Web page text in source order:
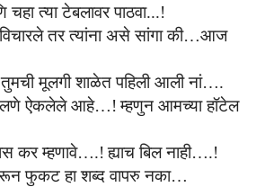
चहात्या टेबलावरपाठवा...!
लेतरत्यांना असेसांगाकी…आज
तुमची मूलगी शाळेत पहिली आली नां….
ऐकलेले आहे…! म्हणुन आमच्या हॉटेल
कर म्हणावे….! ह्याच बिल नाही….!
फुकट हा शब्द वापरु नका…